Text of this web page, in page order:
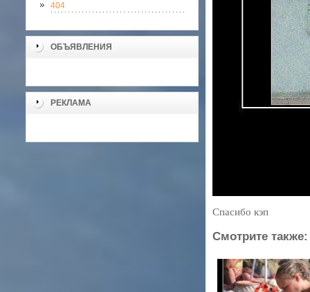
404
ОБЪЯВЛЕНИЯ
РЕКЛАМА
Спасибо кэп
Смотрите также: